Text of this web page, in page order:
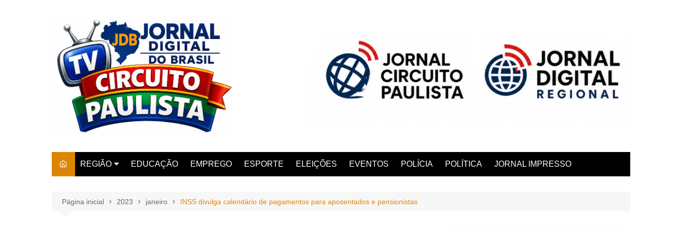
REGIÃO
AMPARO
EDUCAÇÃO EMPREGO ESPORTE ELEIÇÕES EVENTOS POLÍCIA POLÍTICA JORNAL IMPRESSO
Página inicial 2023 janeiro INSS divulga calendário de pagamentos para aposentados e pensionistas